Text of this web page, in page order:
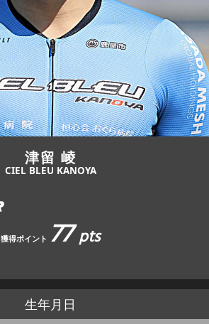
津留 崚
CIEL BLEU KANOYA
獲得ポイント 77pts
生年月日